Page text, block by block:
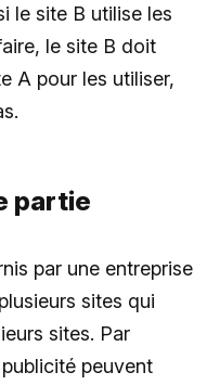
le site B utilise les
le site B doit
A pour les utiliser,
partie
par une entreprise
sites qui
sites. Par
peuvent